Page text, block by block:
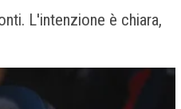
L'intenzione è chiara,